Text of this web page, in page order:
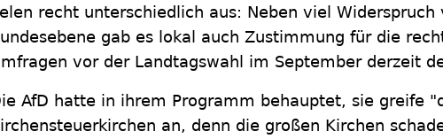
recht unterschiedlich aus: Neben viel
gab es lokal auch Zustimmung für die
vor der Landtagswahl im September derzeit
AfD hatte in ihrem Programm behauptet, sie greife
an, denn die großen Kirchen